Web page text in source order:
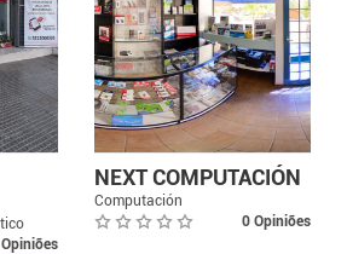
NEXT COMPUTACIÓN
Computación
0 Opiniões